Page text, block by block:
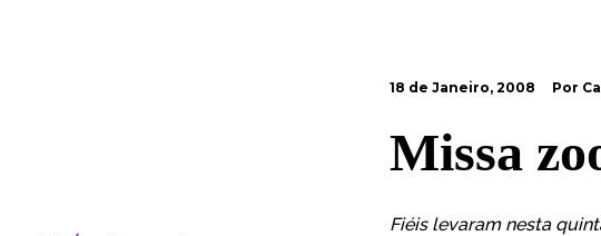
18 de Janeiro, 2008 Por
Missa
Fiéis levaram nesta